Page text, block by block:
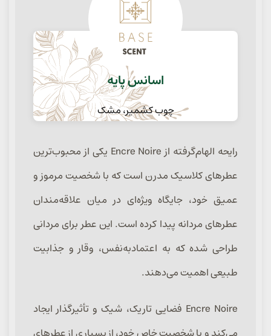
اسانس پایه
چوب کشمیر، مشک
رایحه الهام‌گرفته از Encre Noire یکی از محبوب‌ترین
عطرهای کلاسیک مدرن است که با شخصیت مرموز و
عمیق خود، جایگاه ویژه‌ای در میان علاقه‌مندان
عطرهای مردانه پیدا کرده است. این عطر برای مردانی
طراحی شده که به اعتمادبه‌نفس، وقار و جذابیت
طبیعی اهمیت می‌دهند.
Encre Noire فضایی تاریک، شیک و تأثیرگذار ایجاد